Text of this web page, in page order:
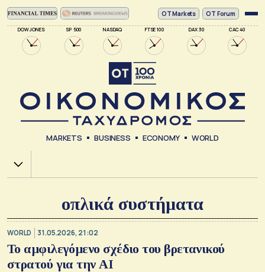
DOW JONES SP 500 NASDAQ FTSE 100 DAX 30 CAC 40
ΟΤ Markets OT Forum
MARKETS BUSINESS ECONOMY WORLD
Χ.Α.
οπλικά συστήματα
WORLD 31.05.2026, 21:02
Το αμφιλεγόμενο σχέδιο του βρετανικού
στρατού για την AI